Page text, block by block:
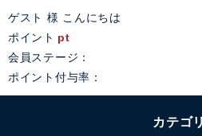
ゲスト 様 こんにちは
ポイント pt
会員ステージ：
ポイント付与率：
カテゴリ